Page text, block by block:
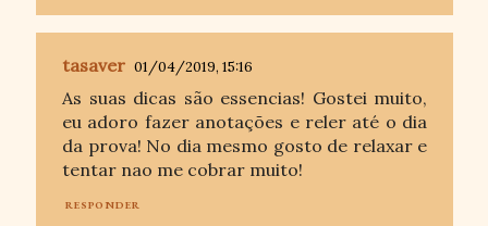
tasaver 01/04/2019, 15:16
As suas dicas são essencias! Gostei muito,
eu adoro fazer anotações e reler até o dia
da prova! No dia mesmo gosto de relaxar e
tentar nao me cobrar muito!
RESPONDER